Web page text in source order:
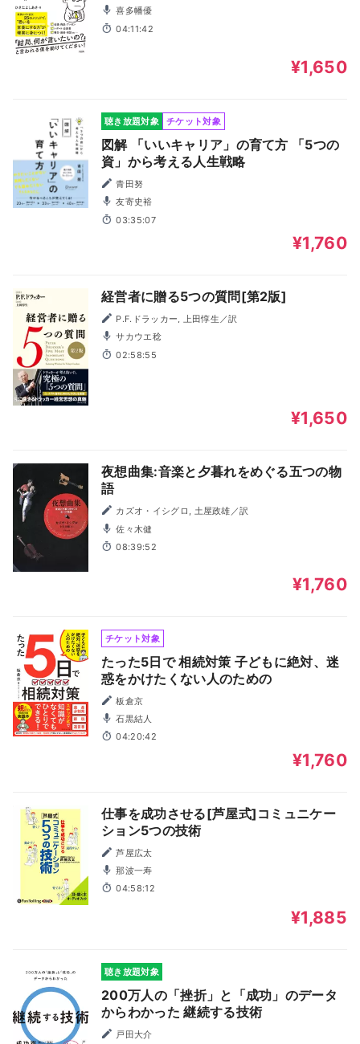
喜多幡優
04:11:42
¥1,650
聴き放題対象 チケット対象
図解 「いいキャリア」の育て方 「5つの
資」から考える人生戦略
青田努
友寄史裕
03:35:07
¥1,760
経営者に贈る5つの質問[第2版]
P.F.ドラッカー, 上田惇生／訳
サカウエ稔
02:58:55
¥1,650
夜想曲集:音楽と夕暮れをめぐる五つの物
語
カズオ・イシグロ, 土屋政雄／訳
佐々木健
08:39:52
¥1,760
チケット対象
たった5日で 相続対策 子どもに絶対、迷
惑をかけたくない人のための
板倉京
石黒結人
04:20:42
¥1,760
仕事を成功させる[芦屋式]コミュニケー
ション5つの技術
芦屋広太
那波一寿
04:58:12
¥1,885
聴き放題対象
200万人の「挫折」と「成功」のデータ
からわかった 継続する技術
戸田大介